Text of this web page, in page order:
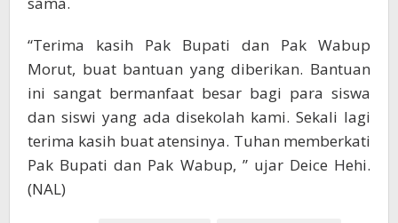
“Terima kasih Pak Bupati dan Pak Wabup
Morut, buat bantuan yang diberikan. Bantuan
ini sangat bermanfaat besar bagi para siswa
dan siswi yang ada disekolah kami. Sekali lagi
terima kasih buat atensinya. Tuhan memberkati
Pak Bupati dan Pak Wabup, ” ujar Deice Hehi.
(NAL)